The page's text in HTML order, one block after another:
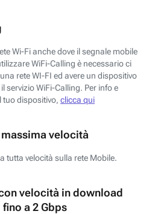
Wi-Fi anche dove il segnale mobile
WiFi-Calling è necessario ci
rete WI-FI ed avere un dispositivo
servizio WiFi-Calling. Per info e
tuo dispositivo, clicca qui
massima velocità
tutta velocità sulla rete Mobile.
velocità in download
a 2 Gbps